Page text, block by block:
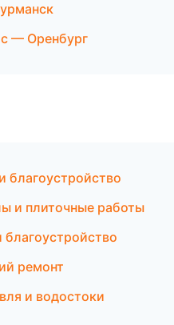
— Оренбург
и плиточные работы
ремонт
и водостоки